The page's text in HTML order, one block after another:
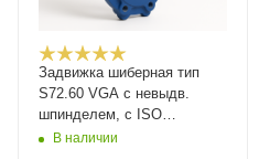
Задвижка шиберная тип
S72.60 VGA с невыдв.
шпинделем, с ISO
фланцем Ду-500 Ру-6
В наличии